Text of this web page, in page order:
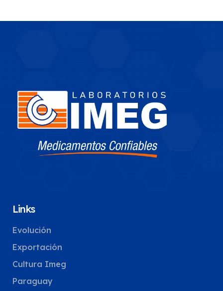
Links
Evolución
Exportación
Cultura Imeg
Paraguay